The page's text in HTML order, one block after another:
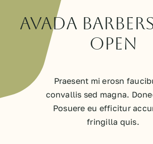
Avada
Open
Praesent mi erosn
convallis sed magna.
Posuere eu efficitur
fringilla quis.